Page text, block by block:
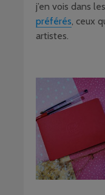
j’en vois dans
préférés, ceux
artistes.